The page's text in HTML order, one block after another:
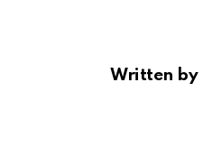
Written by